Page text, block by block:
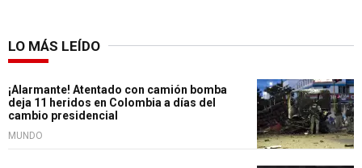
LO MÁS LEÍDO
¡Alarmante! Atentado con camión bomba
deja 11 heridos en Colombia a días del
cambio presidencial
MUNDO